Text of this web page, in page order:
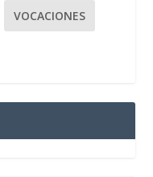
VOCACIONES